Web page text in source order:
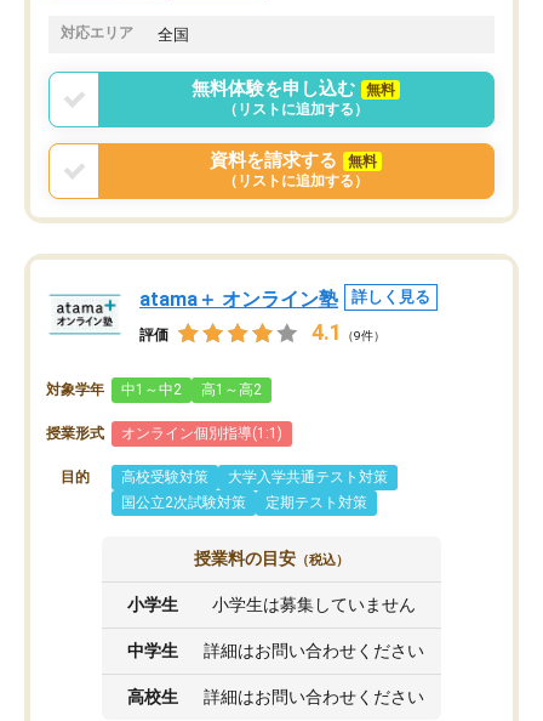
対応エリア 全国
無料体験を申し込む
無料
（リストに追加する）
資料を請求する
無料
（リストに追加する）
atama＋ オンライン塾 詳しく見る
評価 4.1 （9件）
対象学年 中1～中2 高1～高2
授業形式 オンライン個別指導(1:1)
目的 高校受験対策
大学入学共通テスト対策
国公立2次試験対策
定期テスト対策
授業料の目安 （税込）
小学生 小学生は募集していません
中学生 詳細はお問い合わせください
高校生 詳細はお問い合わせください